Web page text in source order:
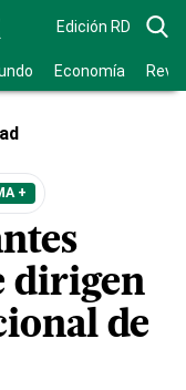
Edición RD
Economía
+
dirigen
de